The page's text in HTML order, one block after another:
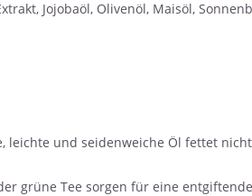
Jojobaöl, Olivenöl, Maisöl,
leichte und seidenweiche Öl fettet
grüne Tee sorgen für eine entgiftende